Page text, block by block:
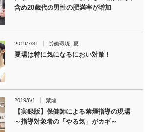
含め20歳代の男性の肥満率が増加
2019/7/31 労働環境 夏
夏場は特に気になるにおい対策！
2019/6/1 禁煙
【実録版】保健師による禁煙指導の現場
～指導対象者の「やる気」がカギ～